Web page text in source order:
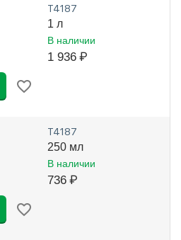
Т4187
1 л
В наличии
1 936 ₽
Т4187
250 мл
В наличии
736 ₽